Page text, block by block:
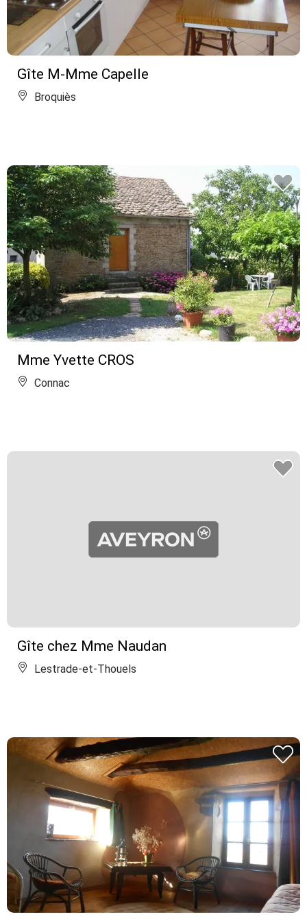
Gîte M-Mme Capelle
Broquiès
Mme Yvette CROS
Connac
Gîte chez Mme Naudan
Lestrade-et-Thouels